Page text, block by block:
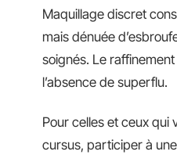
Maquillage discret
mais dénuée
soignés. Le
l’absence de superflu.
Pour celles et ceux qui
cursus, participer à une